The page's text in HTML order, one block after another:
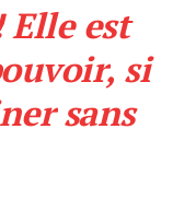
est
si
sans